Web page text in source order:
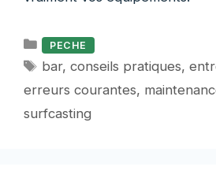
Catégories
PECHE
Étiquettes
bar,conseils pratiques,
erreurs courantes,
surfcasting